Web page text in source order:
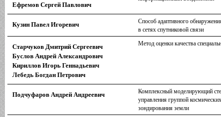
Ефремов Сергей Павлович
Кузин Павел Игоревич
Способ адаптивного
в сетях спутниковой связи
Старчуков Дмитрий Сергеевич
Буслов Андрей Александрович
Кириллов Игорь Геннадьевич
Лебедь Богдан Петрович
Метод оценки качества
Подчуфаров Андрей Андреевич
Комплексный моделирующий
управления группой
зондирования земли